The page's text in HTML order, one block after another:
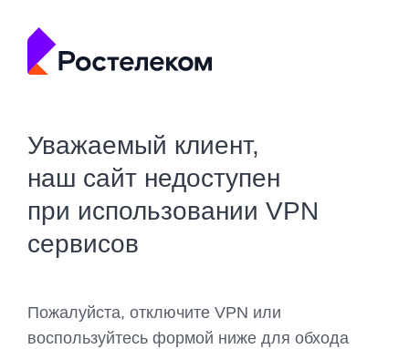
Уважаемый клиент,
наш сайт недоступен
при использовании VPN
сервисов
Пожалуйста, отключите VPN или
воспользуйтесь формой ниже для обхода